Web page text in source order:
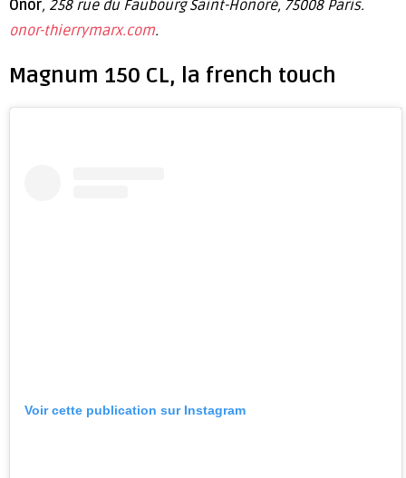
Onor, 258 rue du Faubourg Saint-Honoré, 75008 Paris.
onor-thierrymarx.com.
Magnum 150 CL, la french touch
Voir cette publication sur Instagram